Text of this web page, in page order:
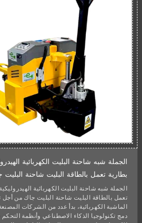
الجملة شبه شاحنة البليت الكهربائية
بطارية تعمل بالطاقة البليت شاحنة البليت
الجملة شبه شاحنة البليت الكهربائية
تعمل بالطاقة البليت شاحنة البليت جاك من أجل
الماشية الكهربائية، بدأ عدد من الشركات
دمج تكنولوجيا الذكاء الاصطناعي وأنظمة التحكم